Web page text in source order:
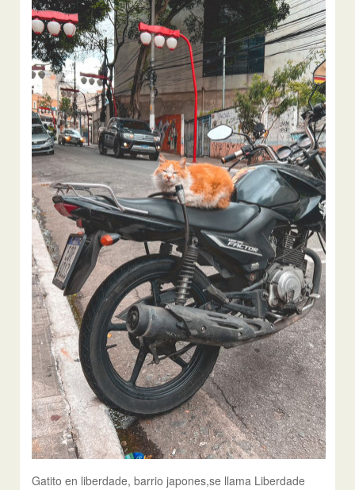
Gatito en liberdade, barrio japones,se llama Liberdade